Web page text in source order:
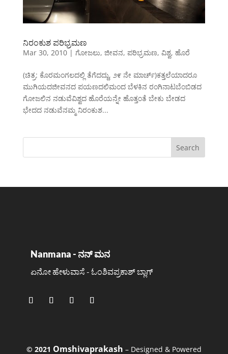
ನಿರಂಕುಶ ಪರಿಭ್ರಮಣ
Mar 30, 2010| ಗೋಜಲು, ಜೀವನ, ಪರಿಭ್ರಮಣ, ವಿಶ್ವ, ಹೊರೆ
(ಚಿತ್ರ: ಕೊರಮಂಗಲದಲ್ಲಿ ತೆಗೆದದ್ದು, ೨೯ ನೇ ಮಾರ್ಚ್)ಕತ್ತಲೆಯಾದರೂ
ಮುಗಿಯದಜೀವನದ ಪಯಣದಲಿಮಂದ ಬೆಳಕಿನ ರಂಗಿನಾಟಬೆಂಬಿಡದ
ಗೋಜಲಿನ ನಡುವೆವಿಶ್ವದ ಹೊರೆಯನ್ನೇ ಹೊತ್ತಂತೆ ಬೇಕು ಬೇಡದ
ಭೇದದ ನಡುವೆನಮ್ಮ ನಿರಂಕುಶ...
Nanmana - ನನ್ ಮನ
ಏನೋ ಹೇಳುವಾಸೆ - ಓಂಶಿವಪ್ರಕಾಶ್ ಬ್ಲಾಗ್
©️ 2021 Omshivaprakash – Designed & Powered